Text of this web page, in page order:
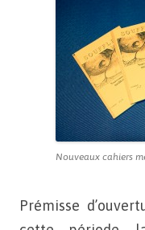
Nouveaux cahiers
Prémisse